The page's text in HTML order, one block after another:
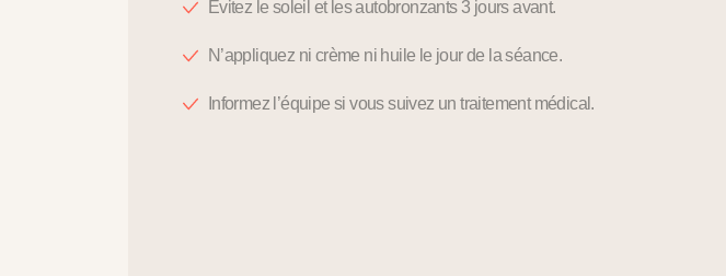
Évitez le soleil et les autobronzants 3 jours avant.
N’appliquez ni crème ni huile le jour de la séance.
Informez l’équipe si vous suivez un traitement médical.